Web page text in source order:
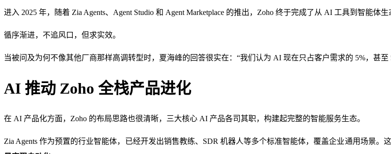
进入 2025 年，随着 Zia Agents、Agent Studio 和 Agent Marketplace 的推出，Zoho 终于完成了从 AI 工具到智能体生
循序渐进，不追风口，但求实效。
当被问及为何不像其他厂商那样高调转型时，夏海峰的回答很实在：“我们认为 AI 现在只占客户需求的 5%，甚
AI 推动 Zoho 全栈产品进化
在 AI 产品化方面，Zoho 的布局思路也很清晰，三大核心 AI 产品各司其职，构建起完整的智能服务生态。
Zia Agents 作为预置的行业智能体，已经开发出销售教练、SDR 机器人等多个标准智能体，覆盖企业通用场景。